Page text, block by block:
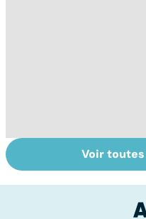
Le magnésium,
un oligo-élément
Voir